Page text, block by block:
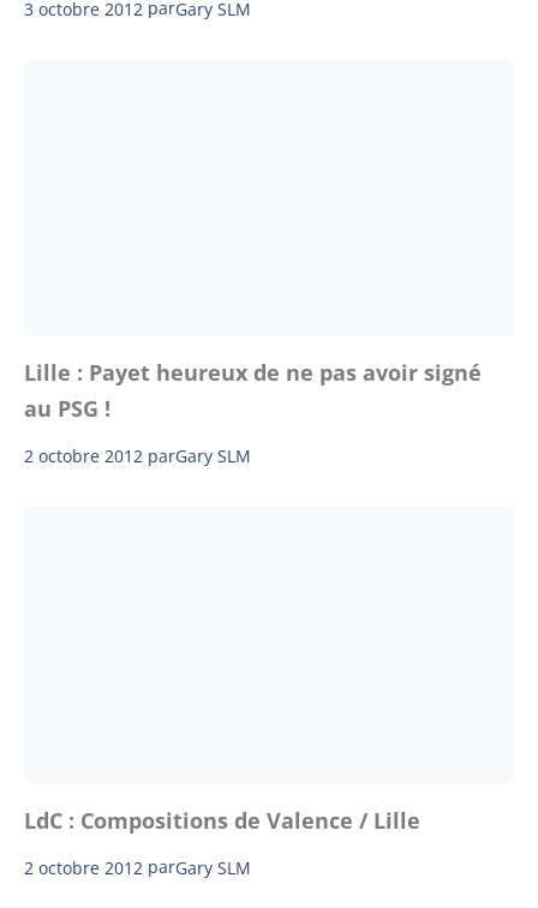
3 octobre 2012 parGary SLM
Lille : Payet heureux de ne pas avoir signé
au PSG !
2 octobre 2012 parGary SLM
LdC : Compositions de Valence / Lille
2 octobre 2012 parGary SLM